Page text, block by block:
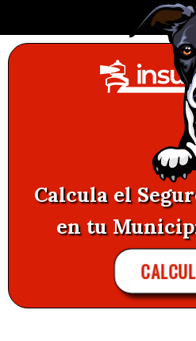
Calcula el
en tu